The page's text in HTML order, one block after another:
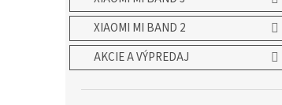
XIAOMI MI BAND 2
AKCIE A VÝPREDAJ